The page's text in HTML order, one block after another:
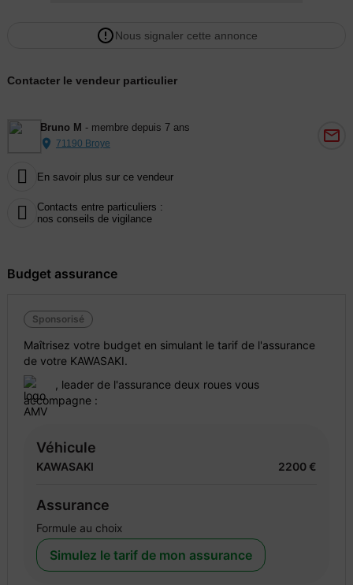
Nous signaler cette annonce
Contacter le vendeur particulier
Bruno M - membre depuis 7 ans
71190 Broye
 En savoir plus sur ce vendeur

Contacts entre particuliers :
nos conseils de vigilance
Budget assurance
Sponsorisé
Maîtrisez votre budget en simulant le tarif de l'assurance
de votre KAWASAKI.
, leader de l'assurance deux roues vous
accompagne :
Véhicule
KAWASAKI 2200 €
Assurance
Formule au choix
Simulez le tarif de mon assurance